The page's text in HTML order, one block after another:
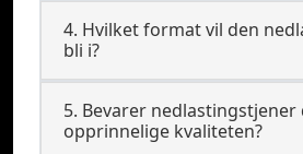
4. Hvilket format vil den
bli i?
5. Bevarer nedlastingstjener
opprinnelige kvaliteten?